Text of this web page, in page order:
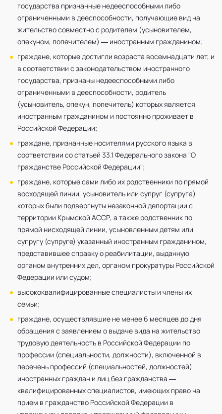
государства признанные недееспособными либо
ограниченными в дееспособности, получающие вид на
жительство совместно с родителем (усыновителем,
опекуном, попечителем) — иностранным гражданином;
граждане, которые достигли возраста восемнадцати лет, и
в соответствии с законодательством иностранного
государства, признаны недееспособными либо
ограниченными в дееспособности, родитель
(усыновитель, опекун, попечитель) которых является
иностранным гражданином и постоянно проживает в
Российской Федерации;
граждане, признанные носителями русского языка в
соответствии со статьей 33.1 Федерального закона "О
гражданстве Российской Федерации";
граждане, которые сами либо их родственники по прямой
восходящей линии, усыновитель или супруг (супруга)
которых были подвергнуты незаконной депортации с
территории Крымской АССР, а также родственник по
прямой нисходящей линии, усыновленным детям или
супругу (супруге) указанный иностранным гражданином,
представившее справку о реабилитации, выданную
органом внутренних дел, органом прокуратуры Российской
Федерации или судом;
высококвалифицированные специалисты и члены их
семьи;
граждане, осуществлявшие не менее 6 месяцев до дня
обращения с заявлением о выдаче вида на жительство
трудовую деятельность в Российской Федерации по
профессии (специальности, должности), включенной в
перечень профессий (специальностей, должностей)
иностранных граждан и лиц без гражданства —
квалифицированных специалистов, имеющих право на
прием в гражданство Российской Федерации в